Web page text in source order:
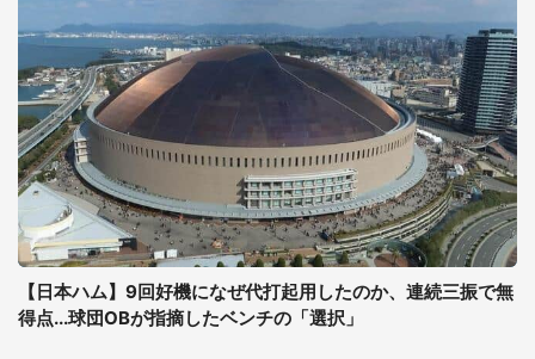
【日本ハム】9回好機になぜ代打起用したのか、連続三振で無
得点...球団OBが指摘したベンチの「選択」